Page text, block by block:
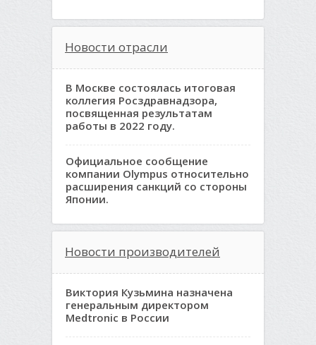
Новости отрасли
В Москве состоялась итоговая
коллегия Росздравнадзора,
посвященная результатам
работы в 2022 году.
Официальное сообщение
компании Olympus относительно
расширения санкций со стороны
Японии.
Новости производителей
Виктория Кузьмина назначена
генеральным директором
Medtronic в России